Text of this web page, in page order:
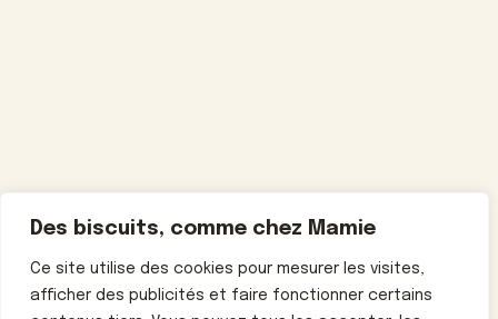
Des biscuits, comme chez Mamie
Ce site utilise des cookies pour mesurer les visites,
afficher des publicités et faire fonctionner certains